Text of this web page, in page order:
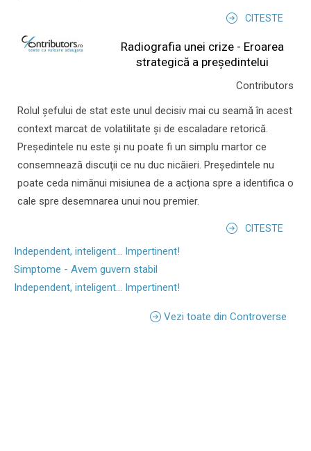
CITESTE
Radiografia unei crize - Eroarea
strategică a președintelui
Contributors
Rolul şefului de stat este unul decisiv mai cu seamă în acest
context marcat de volatilitate şi de escaladare retorică.
Preşedintele nu este şi nu poate fi un simplu martor ce
consemnează discuţii ce nu duc nicăieri. Preşedintele nu
poate ceda nimănui misiunea de a acţiona spre a identifica o
cale spre desemnarea unui nou premier.
CITESTE
Independent, inteligent... Impertinent!
Simptome - Avem guvern stabil
Independent, inteligent... Impertinent!
Vezi toate din Controverse